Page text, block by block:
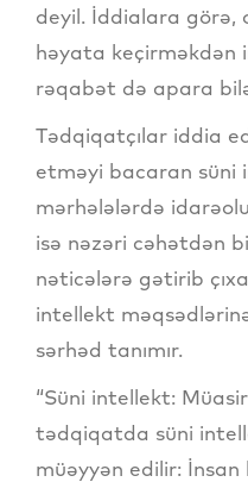
deyil. İddialara görə,
həyata keçirməkdən
rəqabət də apara
Tədqiqatçılar iddia
etməyi bacaran süni
mərhələlərdə
isə nəzəri cəhətdən
nəticələrə gətirib
intellekt
sərhəd tanımır.
“Süni intellekt:
tədqiqatda süni
müəyyən edilir: İnsan